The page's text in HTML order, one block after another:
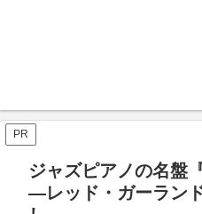
PR
ジャズピアノの名盤
—レッド・ガーラン